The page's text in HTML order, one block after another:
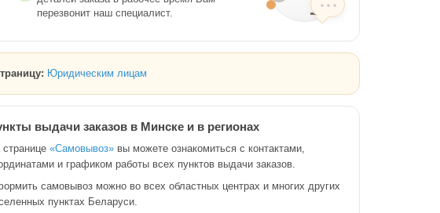
перезвонит наш специалист.
Юридическим лицам
выдачи заказов в Минске и в регионах
странице«Самовывоз» вы можете ознакомиться с контактами,
и графиком работы всех пунктов выдачи заказов.
самовывоз можно во всех областных центрах и многих других
пунктах Беларуси.